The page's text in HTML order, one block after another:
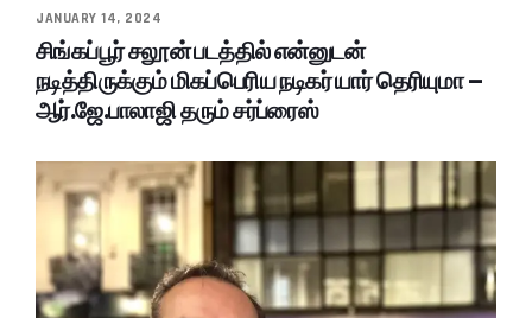
JANUARY 14, 2024
சிங்கப்பூர் சலூன் படத்தில் என்னுடன்
நடித்திருக்கும் மிகப்பெரிய நடிகர் யார் தெரியுமா –
ஆர்.ஜே.பாலாஜி தரும் சர்ப்ரைஸ்